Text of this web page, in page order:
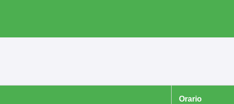
Orario